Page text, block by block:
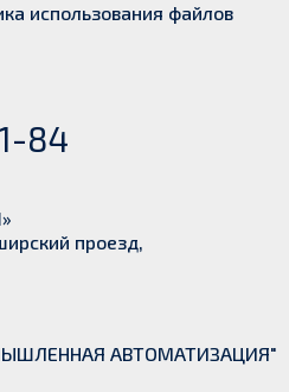
использования файлов
84
проезд,
АВТОМАТИЗАЦИЯ"